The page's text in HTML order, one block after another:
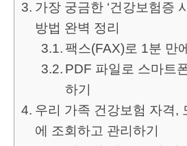
가장 궁금한 ‘건강보험증
방법 완벽 정리
팩스(FAX)로 1분 만
PDF 파일로 스마트
하기
우리 가족 건강보험 자격,
에 조회하고 관리하기